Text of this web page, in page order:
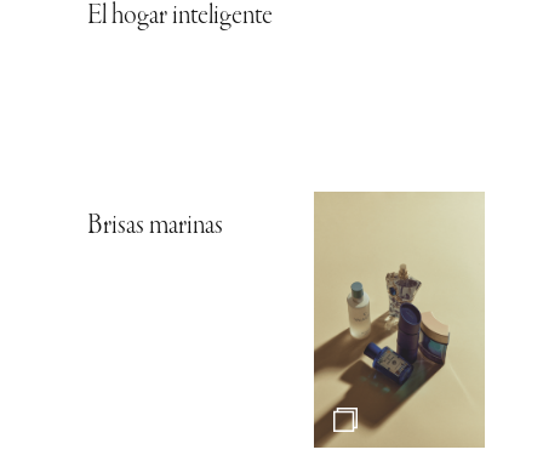
El hogar inteligente
Brisas marinas